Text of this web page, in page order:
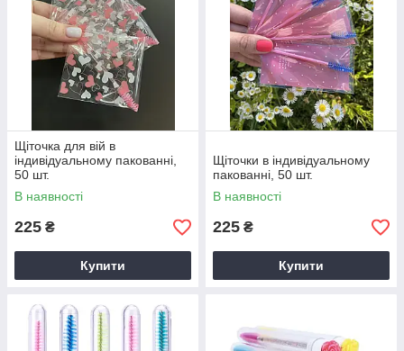
Щіточка для вій в
індивідуальному пакованні,
50 шт.
В наявності
225 ₴
Купити
Щіточки в індивідуальному
пакованні, 50 шт.
В наявності
225 ₴
Купити